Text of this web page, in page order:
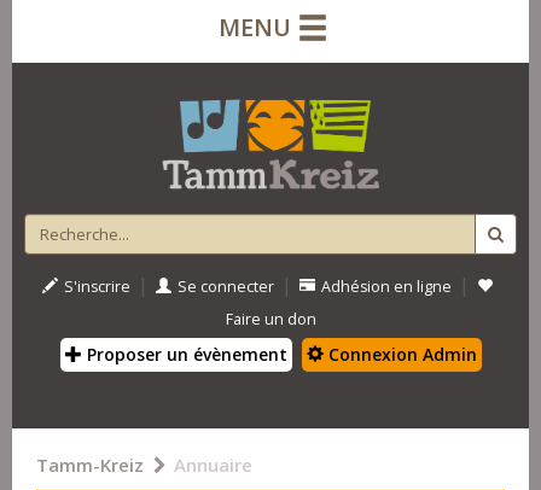
MENU
S'inscrire | Se connecter | Adhésion en ligne |
Faire un don
Proposer un évènement Connexion Admin
Tamm-Kreiz Annuaire